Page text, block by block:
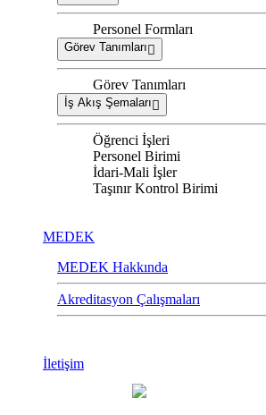
Personel Formları
Görev Tanımları
Görev Tanımları
İş Akış Şemaları
Öğrenci İşleri
Personel Birimi
İdari-Mali İşler
Taşınır Kontrol Birimi
MEDEK
MEDEK Hakkında
Akreditasyon Çalışmaları
İletişim